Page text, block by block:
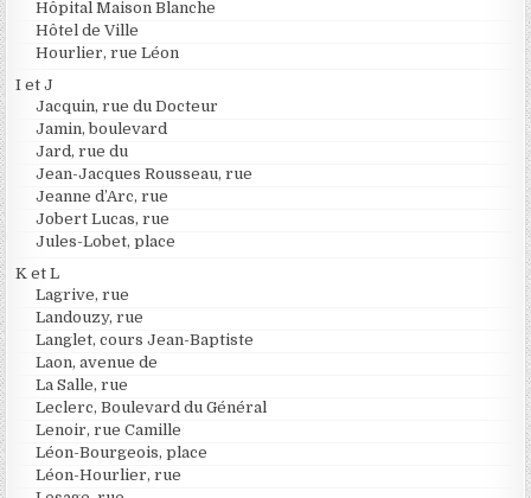
Hôpital Maison Blanche
Hôtel de Ville
Hourlier, rue Léon
I et J
Jacquin, rue du Docteur
Jamin, boulevard
Jard, rue du
Jean-Jacques Rousseau, rue
Jeanne d’Arc, rue
Jobert Lucas, rue
Jules-Lobet, place
K et L
Lagrive, rue
Landouzy, rue
Langlet, cours Jean-Baptiste
Laon, avenue de
La Salle, rue
Leclerc, Boulevard du Général
Lenoir, rue Camille
Léon-Bourgeois, place
Léon-Hourlier, rue